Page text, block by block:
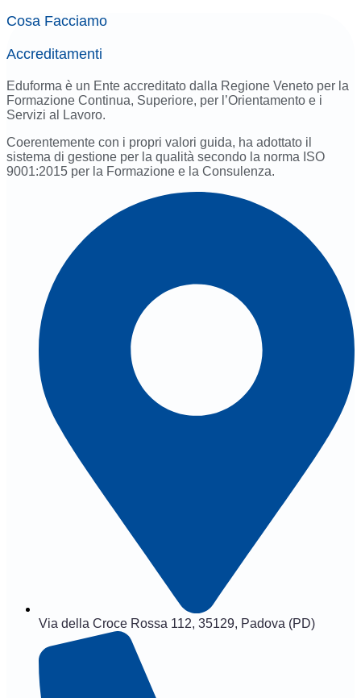
Cosa Facciamo
Accreditamenti
Eduforma è un Ente accreditato dalla Regione Veneto per la
Formazione Continua, Superiore, per l’Orientamento e i
Servizi al Lavoro.
Coerentemente con i propri valori guida, ha adottato il
sistema di gestione per la qualità secondo la norma ISO
9001:2015 per la Formazione e la Consulenza.
Via della Croce Rossa 112, 35129, Padova (PD)